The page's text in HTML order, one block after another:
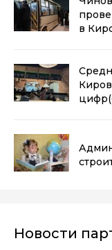
в
цифр
Новости